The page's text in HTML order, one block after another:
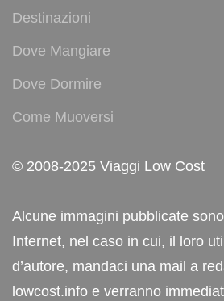
Destinazioni
Dove Mangiare
Dove Dormire
Come Muoversi
© 2008-2025 Viaggi Low Cost
Alcune immagini pubblicate
Internet, nel caso in cui, il loro
d’autore, mandaci una mail a
lowcost.info e verranno